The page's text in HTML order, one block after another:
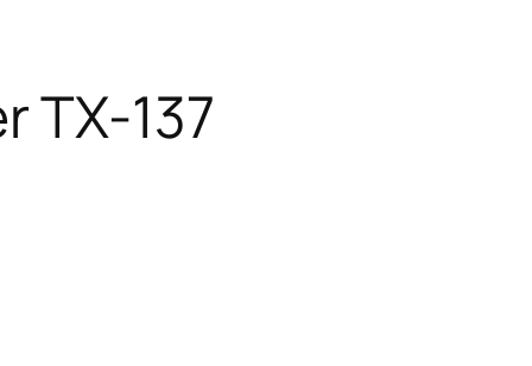
TX-137